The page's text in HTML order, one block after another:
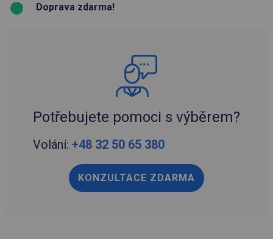
Doprava zdarma!
Potřebujete pomoci s výběrem?
Volání: +48 32 50 65 380
KONZULTACE ZDARMA